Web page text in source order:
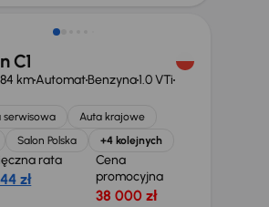
C1
kmAutomatBenzyna1.0 VTi
serwisowa
Auta krajowe
Salon Polska +4 kolejnych
rata
zł
Cena
promocyjna
38 000 zł